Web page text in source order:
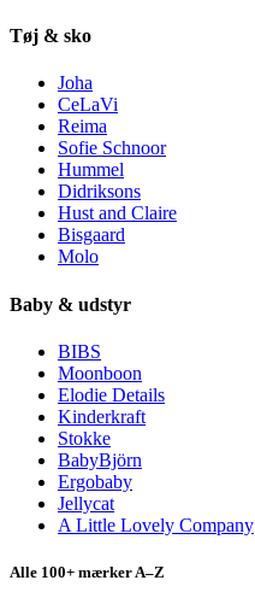
Tøj & sko
Joha
CeLaVi
Reima
Sofie Schnoor
Hummel
Didriksons
Hust and Claire
Bisgaard
Molo
Baby & udstyr
BIBS
Moonboon
Elodie Details
Kinderkraft
Stokke
BabyBjörn
Ergobaby
Jellycat
A Little Lovely Company
Alle 100+ mærker A–Z